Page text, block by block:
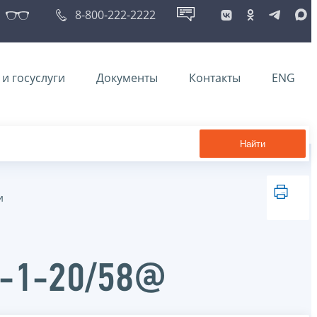
8-800-222-2222
госуслуги Документы Контакты ENG
Найти
1-20/58@